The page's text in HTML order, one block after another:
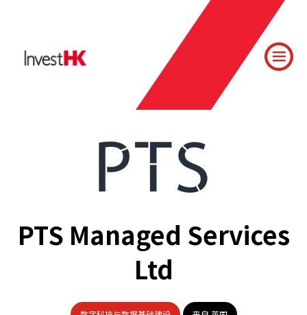
PTS Managed Services
Ltd